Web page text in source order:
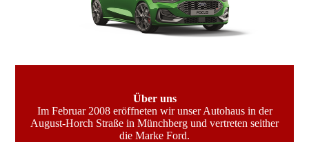
Über uns
Im Februar 2008 eröffneten wir unser Autohaus in der
August-Horch Straße in Münchberg und vertreten seither
die Marke Ford.